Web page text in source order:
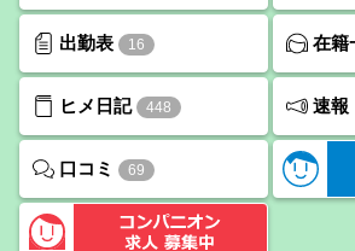
出勤表 16 在籍
ヒメ日記 448 速報
口コミ 69